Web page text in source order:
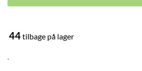
44tilbage på lager
.